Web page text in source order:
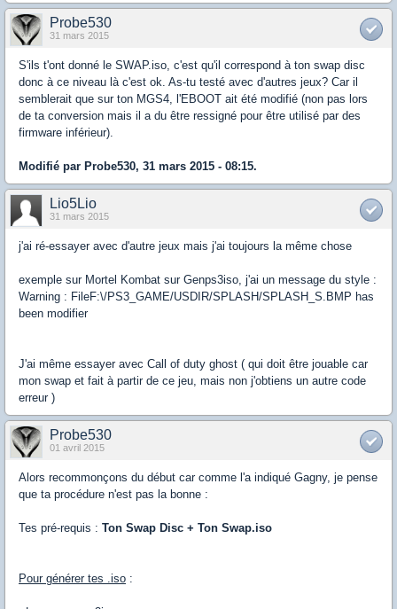
Probe530
31 mars 2015
S'ils t'ont donné le SWAP.iso, c'est qu'il correspond à ton swap disc
donc à ce niveau là c'est ok. As-tu testé avec d'autres jeux? Car il
semblerait que sur ton MGS4, l'EBOOT ait été modifié (non pas lors
de ta conversion mais il a du être ressigné pour être utilisé par des
firmware inférieur).
Modifié par Probe530, 31 mars 2015 - 08:15.
Lio5Lio
31 mars 2015
j'ai ré-essayer avec d'autre jeux mais j'ai toujours la même chose
exemple sur Mortel Kombat sur Genps3iso, j'ai un message du style :
Warning : FileF:\/PS3_GAME/USDIR/SPLASH/SPLASH_S.BMP has
been modifier
J'ai même essayer avec Call of duty ghost ( qui doit être jouable car
mon swap et fait à partir de ce jeu, mais non j'obtiens un autre code
erreur )
Probe530
01 avril 2015
Alors recommonçons du début car comme l'a indiqué Gagny, je pense
que ta procédure n'est pas la bonne :
Tes pré-requis : Ton Swap Disc + Ton Swap.iso
Pour générer tes .iso :